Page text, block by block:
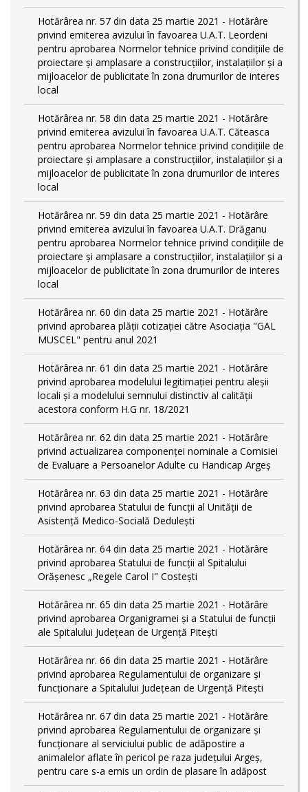
Hotărârea nr. 57 din data 25 martie 2021 - Hotărâre
privind emiterea avizului în favoarea U.A.T. Leordeni
pentru aprobarea Normelor tehnice privind condiţiile de
proiectare şi amplasare a construcţiilor, instalaţiilor şi a
mijloacelor de publicitate în zona drumurilor de interes
local
Hotărârea nr. 58 din data 25 martie 2021 - Hotărâre
privind emiterea avizului în favoarea U.A.T. Căteasca
pentru aprobarea Normelor tehnice privind condiţiile de
proiectare şi amplasare a construcţiilor, instalaţiilor şi a
mijloacelor de publicitate în zona drumurilor de interes
local
Hotărârea nr. 59 din data 25 martie 2021 - Hotărâre
privind emiterea avizului în favoarea U.A.T. Drăganu
pentru aprobarea Normelor tehnice privind condiţiile de
proiectare şi amplasare a construcţiilor, instalaţiilor şi a
mijloacelor de publicitate în zona drumurilor de interes
local
Hotărârea nr. 60 din data 25 martie 2021 - Hotărâre
privind aprobarea plății cotizației către Asociația "GAL
MUSCEL" pentru anul 2021
Hotărârea nr. 61 din data 25 martie 2021 - Hotărâre
privind aprobarea modelului legitimaţiei pentru aleşii
locali şi a modelului semnului distinctiv al calităţii
acestora conform H.G nr. 18/2021
Hotărârea nr. 62 din data 25 martie 2021 - Hotărâre
privind actualizarea componenței nominale a Comisiei
de Evaluare a Persoanelor Adulte cu Handicap Argeș
Hotărârea nr. 63 din data 25 martie 2021 - Hotărâre
privind aprobarea Statului de funcții al Unității de
Asistență Medico-Socială Dedulești
Hotărârea nr. 64 din data 25 martie 2021 - Hotărâre
privind aprobarea Statului de funcţii al Spitalului
Orășenesc „Regele Carol I" Costești
Hotărârea nr. 65 din data 25 martie 2021 - Hotărâre
privind aprobarea Organigramei și a Statului de funcții
ale Spitalului Județean de Urgență Pitești
Hotărârea nr. 66 din data 25 martie 2021 - Hotărâre
privind aprobarea Regulamentului de organizare și
funcționare a Spitalului Județean de Urgență Pitești
Hotărârea nr. 67 din data 25 martie 2021 - Hotărâre
privind aprobarea Regulamentului de organizare și
funcționare al serviciului public de adăpostire a
animalelor aflate în pericol pe raza județului Argeș,
pentru care s-a emis un ordin de plasare în adăpost